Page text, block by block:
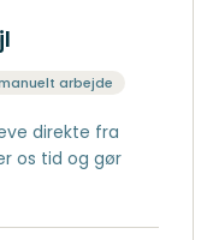
arbejde
direkte fra
os tid og gør